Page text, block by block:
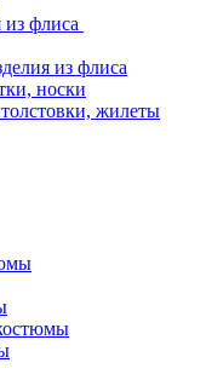
флиса
из флиса
носки
жилеты